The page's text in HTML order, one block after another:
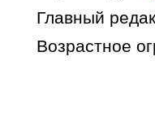
Главный
Возрастное